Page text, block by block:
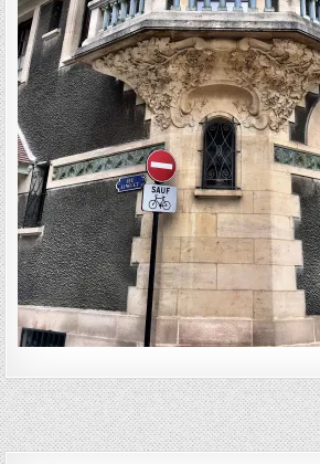
Navigation de l’article